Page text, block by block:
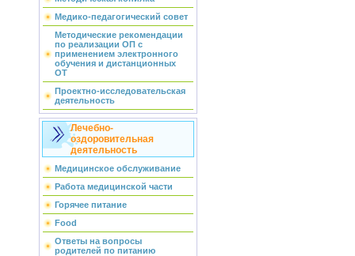
Медико-педагогический совет
Методические рекомендации
по реализации ОП с
применением электронного
обучения и дистанционных
ОТ
Проектно-исследовательская
деятельность
Лечебно-
оздоровительная
деятельность
Медицинское обслуживание
Работа медицинской части
Горячее питание
Food
Ответы на вопросы
родителей по питанию